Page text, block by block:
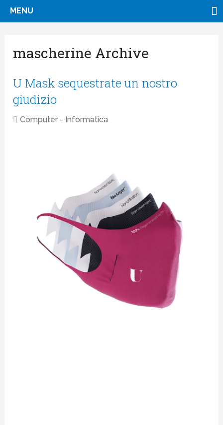
MENU
mascherine Archive
U Mask sequestrate un nostro
giudizio
Computer - Informatica